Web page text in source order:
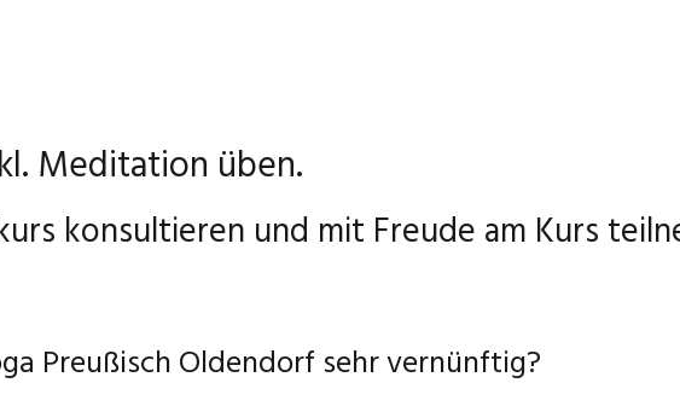
Meditation üben.
konsultieren und mit Freude am Kurs
Preußisch Oldendorf sehr vernünftig?